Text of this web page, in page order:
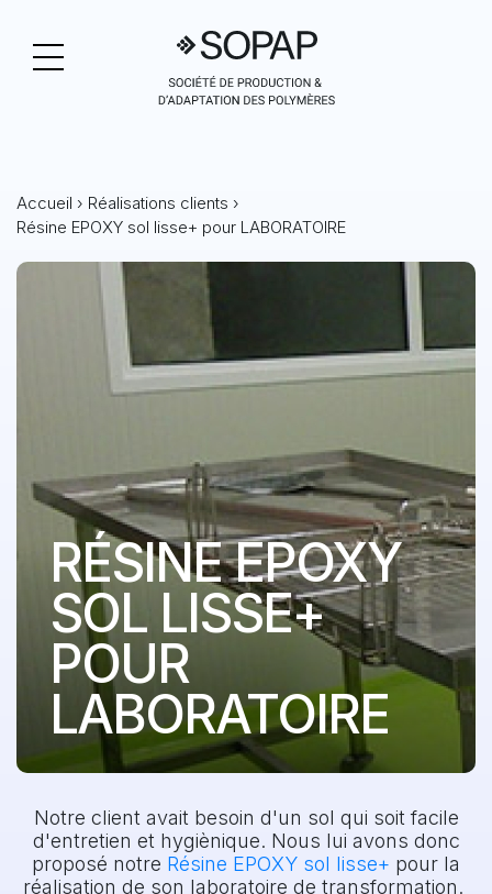
Accueil › Réalisations clients ›
Résine EPOXY sol lisse+ pour LABORATOIRE
RÉSINE EPOXY
SOL LISSE+
POUR
LABORATOIRE
Notre client avait besoin d'un sol qui soit facile
d'entretien et hygiènique. Nous lui avons donc
proposé notre Résine EPOXY sol lisse+ pour la
réalisation de son laboratoire de transformation.